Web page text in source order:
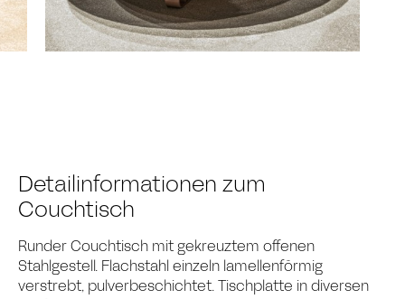
Detailinformationen zum
Couchtisch
Runder Couchtisch mit gekreuztem offenen
Stahlgestell. Flachstahl einzeln lamellenförmig
verstrebt, pulverbeschichtet. Tischplatte in diversen